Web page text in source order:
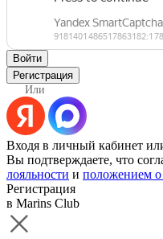
Войти
Регистрация
Или
Входя в личный кабинет
Вы подтверждаете, что
лояльности и положением о
Регистрация
в Marins Club